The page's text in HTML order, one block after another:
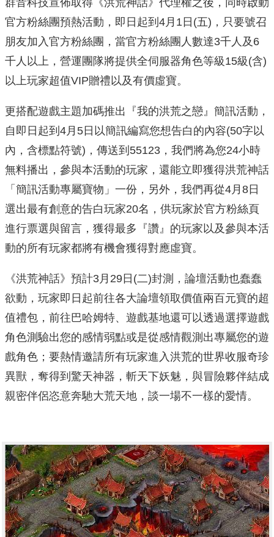
群音科技宣佈取得《洪荒神話》代理權之後，同時啟動
官方粉絲團預熱活動，即日起到4月1日(五)，只要號召
朋友加入官方粉絲團，當官方粉絲團人數達3千人及6
千人以上，營運團隊將提供全伺服器角色等級15級(含)
以上玩家超值VIP贈禮以及有價虛寶。
更搭配遊戲主題加碼推出『我的洪荒之戀』簡訊活動，
自即日起到4月5日以簡訊編寫您想告白的內容(50字以
內，含標點符號)，傳送到55123，我們將為您24小時
無料播出，參與本活動的玩家，還能立即獲得洪荒神話
「簡訊活動專屬寶物」一份，另外，我們再從4月8日
選出最有創意的告白玩家20名，供玩家於官方粉絲頁
進行票選與留言，獲得最多『讚』的玩家以及參與本活
動的所有玩家都將有機會獲得對應虛寶。
《洪荒神話》預計3月29日(二)封測，論壇活動也蠢蠢
欲動，玩家即日起前往各大論壇領取價值兩百元寶的超
值禮包，前往巴哈姆特、遊戲基地還可以透過選擇遊戲
角色測驗出您的感情弱點或是從感情觀測出專屬您的遊
戲角色；要熱情邀請所有玩家進入洪荒的世界收服奇珍
異獸，奪得到驚天神器，斬天下妖魅，與冒險夥伴結成
親密伴侶恣意奔馳大荒天地，談一場不一樣的愛情。